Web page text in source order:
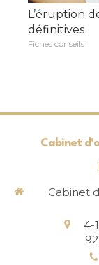
L’éruption
définitives
Fiches conseils
Cabinet
Cabinet
4-